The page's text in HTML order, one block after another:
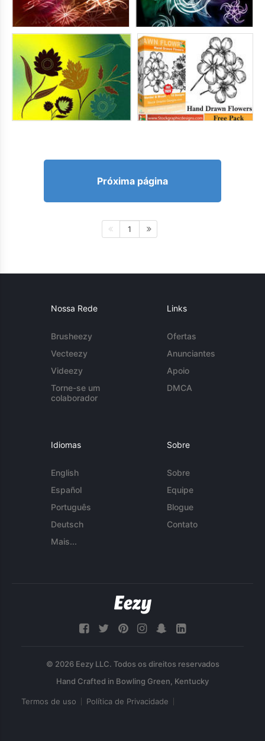
Próxima página
1
Nossa Rede
Brusheezy
Vecteezy
Videezy
Torne-se um
colaborador
Links
Ofertas
Anunciantes
Apoio
DMCA
Idiomas
English
Español
Português
Deutsch
Mais...
Sobre
Sobre
Equipe
Blogue
Contato
© 2026 Eezy LLC. Todos os direitos reservados
Termos de uso Política de Privacidade